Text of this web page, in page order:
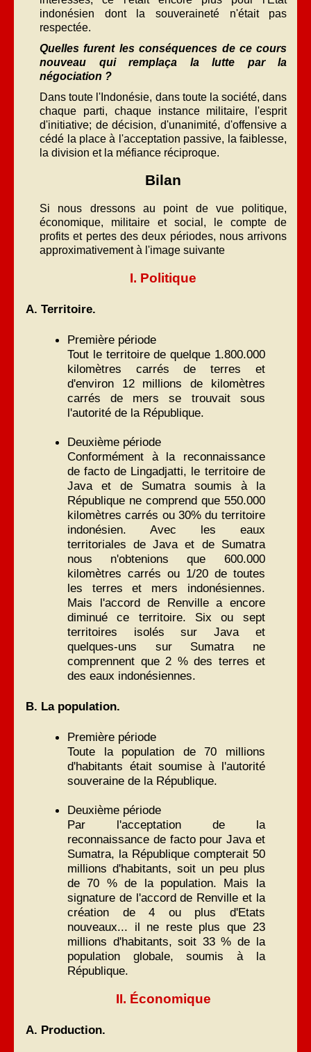
indonésien dont la souveraineté n'était pas
respectée.
Quelles furent les conséquences de ce cours
nouveau qui remplaça la lutte par la
négociation ?
Dans toute l'Indonésie, dans toute la société, dans
chaque parti, chaque instance militaire, l'esprit
d'initiative; de décision, d'unanimité, d'offensive a
cédé la place à l'acceptation passive, la faiblesse,
la division et la méfiance réciproque.
Bilan
Si nous dressons au point de vue politique,
économique, militaire et social, le compte de
profits et pertes des deux périodes, nous arrivons
approximativement à l'image suivante
I. Politique
A. Territoire.
Première période
Tout le territoire de quelque 1.800.000
kilomètres carrés de terres et
d'environ 12 millions de kilomètres
carrés de mers se trouvait sous
l'autorité de la République.
Deuxième période
Conformément à la reconnaissance
de facto de Lingadjatti, le territoire de
Java et de Sumatra soumis à la
République ne comprend que 550.000
kilomètres carrés ou 30% du territoire
indonésien. Avec les eaux
territoriales de Java et de Sumatra
nous n'obtenions que 600.000
kilomètres carrés ou 1/20 de toutes
les terres et mers indonésiennes.
Mais l'accord de Renville a encore
diminué ce territoire. Six ou sept
territoires isolés sur Java et
quelques-uns sur Sumatra ne
comprennent que 2 % des terres et
des eaux indonésiennes.
B. La population.
Première période
Toute la population de 70 millions
d'habitants était soumise à l'autorité
souveraine de la République.
Deuxième période
Par l'acceptation de la
reconnaissance de facto pour Java et
Sumatra, la République compterait 50
millions d'habitants, soit un peu plus
de 70 % de la population. Mais la
signature de l'accord de Renville et la
création de 4 ou plus d'Etats
nouveaux... il ne reste plus que 23
millions d'habitants, soit 33 % de la
population globale, soumis à la
République.
II. Économique
A. Production.